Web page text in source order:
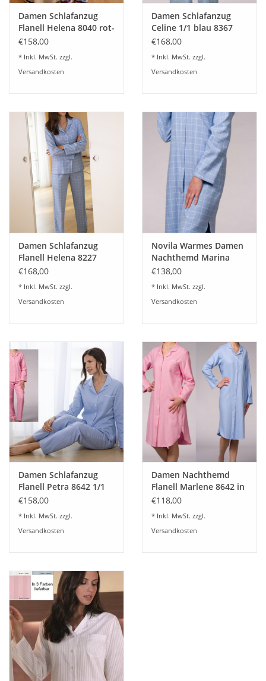
idealer Schlafanzug für die kühlere Jahreszeit.
Bitte geben sie die gewünschte Farbe in der Bestellung an:
Hellblau col.2 oder
Dieser Artikel ist nur saisonal (in den Wintermonaten)
lieferbar.
Damen Schlafanzug
Flanell Helena 8040 rot-
blau Gr.36-46
€158,00
* Inkl. MwSt. zzgl.
Versandkosten
Damen Schlafanzug
Celine 1/1 blau 8367
Gr.36-48
€168,00
* Inkl. MwSt. zzgl.
Versandkosten
Damen Schlafanzug
Flanell Helena 8227
Hellblau Gr.36-46
€168,00
* Inkl. MwSt. zzgl.
Versandkosten
Novila Warmes Damen
Nachthemd Marina
8227 Hellblau
€138,00
* Inkl. MwSt. zzgl.
Versandkosten
Damen Schlafanzug
Flanell Petra 8642 1/1
in 2 Farben
€158,00
* Inkl. MwSt. zzgl.
Versandkosten
Damen Nachthemd
Flanell Marlene 8642 in
2 Farben
€118,00
* Inkl. MwSt. zzgl.
Versandkosten